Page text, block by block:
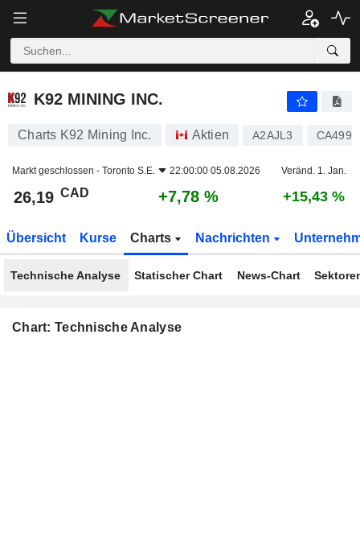
K92 MINING INC. +7,78 %
K92 MINING INC.
Charts K92 Mining Inc. Aktien A2AJL3
Markt geschlossen - Toronto S.E. 22:00:00 05.08.2026 Veränd. 1. Jan.
26,19 CAD +7,78 % +15,43 %
Übersicht Kurse Charts Nachrichten
Technische Analyse Statischer Chart News-Chart
Chart: Technische Analyse